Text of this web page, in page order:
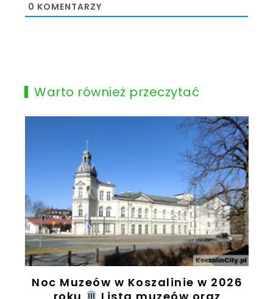
0 KOMENTARZY
Warto również przeczytać
Noc Muzeów w Koszalinie w 2026
roku
Lista muzeów oraz